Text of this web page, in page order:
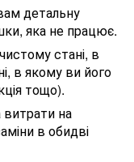
детальну
яка не працює.
стані, в
в якому ви його
тощо).
витрати на
в обидві